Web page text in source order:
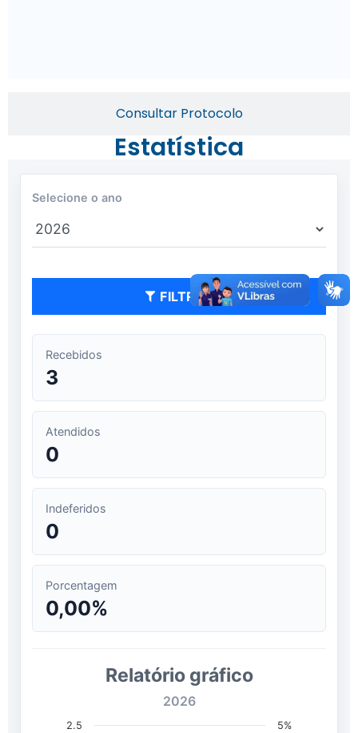
Consultar Protocolo
Estatística